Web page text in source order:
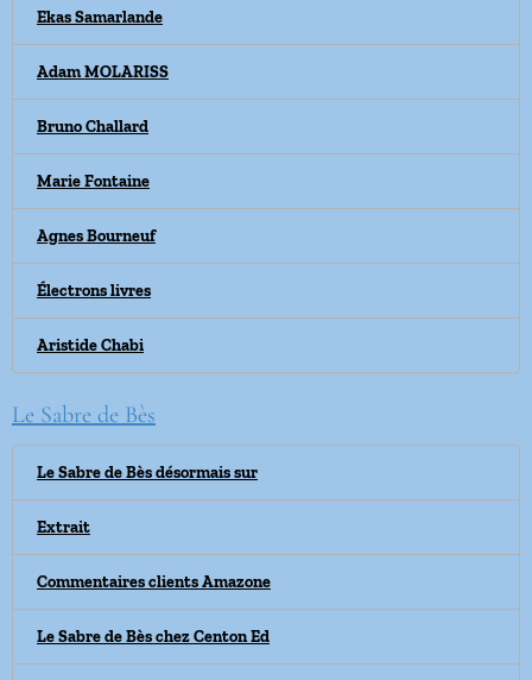
Ekas Samarlande
Adam MOLARISS
Bruno Challard
Marie Fontaine
Agnes Bourneuf
Électrons livres
Aristide Chabi
Le Sabre de Bès
Le Sabre de Bès désormais sur
Extrait
Commentaires clients Amazone
Le Sabre de Bès chez Centon Ed